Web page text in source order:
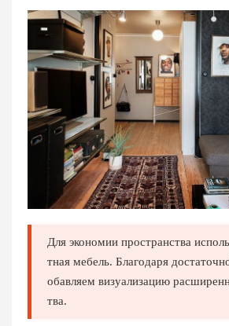
Для экономии пространства
тная мебель. Благодаря
обавляем визуализацию
тва.